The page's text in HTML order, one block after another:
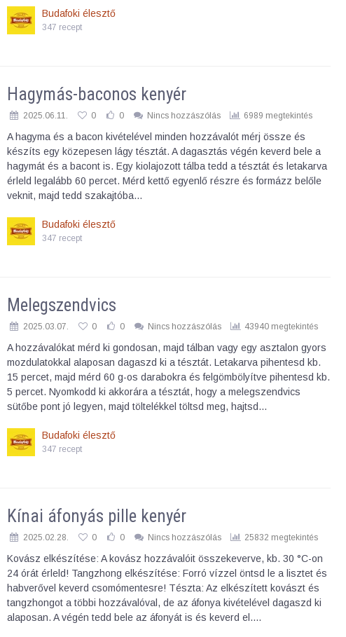
Budafoki élesztő
347 recept
Hagymás-baconos kenyér
2025.06.11. 0 0 Nincs hozzászólás 6989 megtekintés
A hagyma és a bacon kivételével minden hozzávalót mérj össze és
készíts egy közepesen lágy tésztát. A dagasztás végén keverd bele a
hagymát és a bacont is. Egy kiolajozott tálba tedd a tésztát és letakarva
érleld legalább 60 percet. Mérd kettő egyenlő részre és formázz belőle
veknit, majd tedd szakajtóba…
Budafoki élesztő
347 recept
Melegszendvics
2025.03.07. 0 0 Nincs hozzászólás 43940 megtekintés
A hozzávalókat mérd ki gondosan, majd tálban vagy egy asztalon gyors
mozdulatokkal alaposan dagaszd ki a tésztát. Letakarva pihentesd kb.
15 percet, majd mérd 60 g-os darabokra és felgömbölyítve pihentesd kb.
5 percet. Nyomkodd ki akkorára a tésztát, hogy a melegszendvics
sütőbe pont jó legyen, majd töltelékkel töltsd meg, hajtsd…
Budafoki élesztő
347 recept
Kínai áfonyás pille kenyér
2025.02.28. 0 0 Nincs hozzászólás 25832 megtekintés
Kovász elkészítése: A kovász hozzávalóit összekeverve, kb. 30 °C-on
24 órát érleld! Tangzhong elkészítése: Forró vízzel öntsd le a lisztet és
habverővel keverd csomómentesre! Tészta: Az elkészített kovászt és
tangzhongot a többi hozzávalóval, de az áfonya kivételével dagaszd ki
alaposan. A végén tedd bele az áfonyát is és keverd el.…